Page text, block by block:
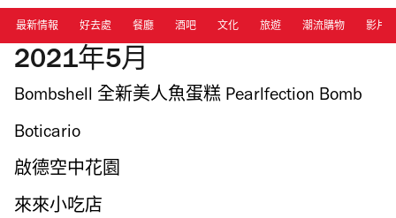
最新情報 好去處 餐廳 酒吧 文化 旅遊 潮流購物 影片
2021年5月
Bombshell 全新美人魚蛋糕 Pearlfection Bomb
Boticario
啟德空中花園
來來小吃店